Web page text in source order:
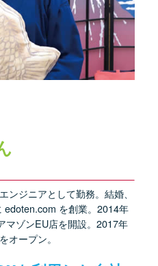
ンジニアとして勤務。結婚、
edoten.com を創業。2014年
マゾンEU店を開設。2017年
オープン。